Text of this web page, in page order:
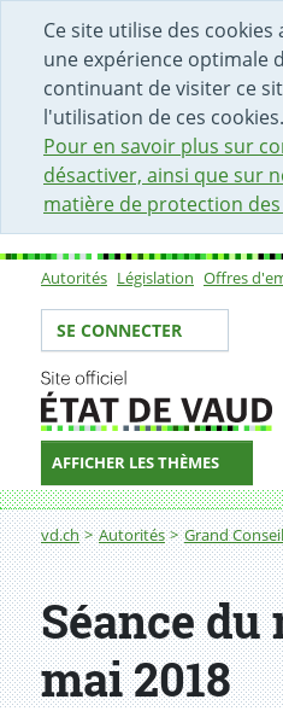
Ce site utilise des
une expérience optimale
continuant de visiter ce
l'utilisation de ces cookies.
Pour en savoir plus sur
désactiver, ainsi que sur
matière de protection
DÉBUT DU CONTENU DE
ACCÈS AU CHAMP DE
PAGE D'ACCUEIL
FORMULAIRE DE CONTACT
Sous-
Autorités Législation Offres
Votre identité
SE CONNECTER
AFFICHER LES THÈMES
Fil d'Ariane
vd.ch Autorités Grand Conseil
Séance du
mai 2018